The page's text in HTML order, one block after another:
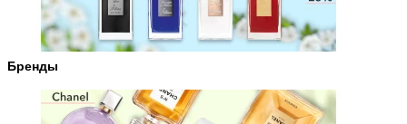
Бренды